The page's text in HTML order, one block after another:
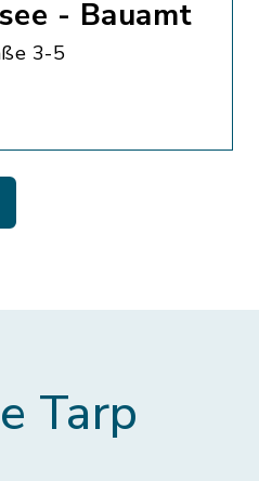
- Bauamt
3-5
Tarp